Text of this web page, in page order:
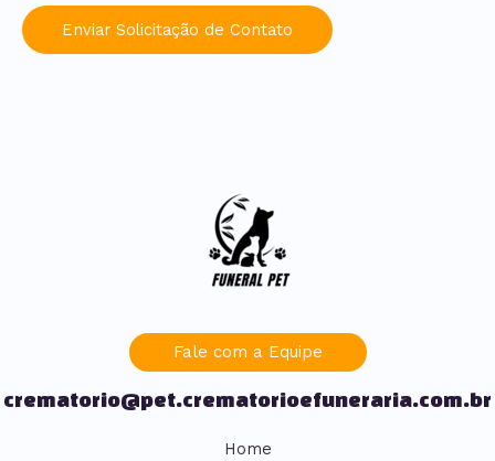
Enviar Solicitação de Contato
Fale com a Equipe
crematorio@pet.crematorioefuneraria.com.br
Home